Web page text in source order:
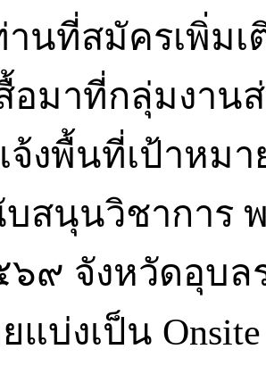
นที่สมัครเพิ่มเ
อมาที่กลุ่มงาน
จ้งพื้นที่เป้าหมา
สนุนวิชาการ
๙ จังหวัดอุบล
แบ่งเป็น